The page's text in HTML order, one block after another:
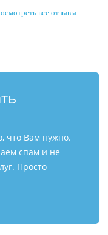
все отзывы
что Вам нужно.
спам и не
Просто